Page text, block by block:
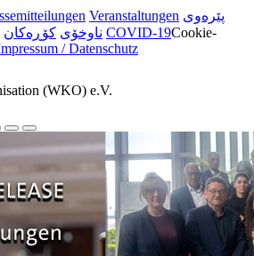
Veranstaltungen پێرەوی
ناوخۆی کۆڕەکان COVID-19Cookie-
/ Datenschutz
(WKO) e.V.